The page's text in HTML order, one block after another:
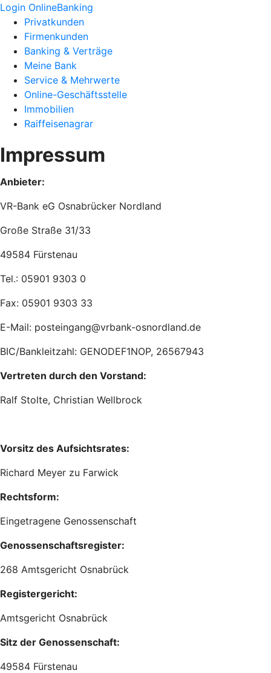
Login OnlineBanking
Privatkunden
Firmenkunden
Banking & Verträge
Meine Bank
Service & Mehrwerte
Online-Geschäftsstelle
Immobilien
Raiffeisenagrar
Impressum
Anbieter:
VR-Bank eG Osnabrücker Nordland
Große Straße 31/33
49584 Fürstenau
Tel.: 05901 9303 0
Fax: 05901 9303 33
E-Mail: posteingang@vrbank-osnordland.de
BIC/Bankleitzahl: GENODEF1NOP, 26567943
Vertreten durch den Vorstand:
Ralf Stolte, Christian Wellbrock
Vorsitz des Aufsichtsrates:
Richard Meyer zu Farwick
Rechtsform:
Eingetragene Genossenschaft
Genossenschaftsregister:
268 Amtsgericht Osnabrück
Registergericht:
Amtsgericht Osnabrück
Sitz der Genossenschaft:
49584 Fürstenau